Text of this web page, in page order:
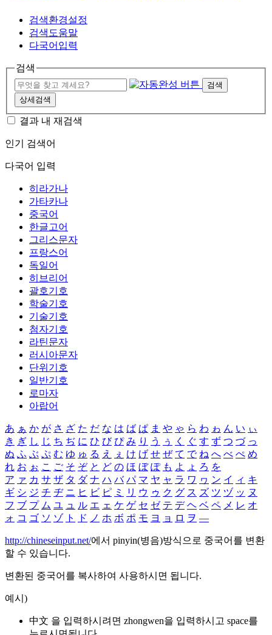
검색환경설정
검색도움말
다국어입력
검색
검색
상세검색
결과 내 재검색
인기 검색어
다국어 입력
히라가나
가타카나
중국어
한글고어
그리스문자
프랑스어
독일어
히브리어
괄호기호
학술기호
기술기호
첨자기호
라틴문자
러시아문자
단위기호
일반기호
로마자
아랍어
あ ぁ か が さ ざ た だ な は ば ぱ ま や ゃ ら わ ゎ ん い ぃ
き ぎ し じ ち ぢ に ひ び ぴ み り う ぅ く ぐ す ず つ づ っ
ぬ ふ ぶ ぷ む ゆ ゅ る え ぇ け げ せ ぜ て で ね へ べ ぺ め
れ お ぉ こ ご そ ぞ と ど の ほ ぼ ぽ も よ ょ ろ を
ア ァ カ サ ザ タ ダ ナ ハ バ パ マ ヤ ャ ラ ワ ヮ ン イ ィ キ
ギ シ ジ チ ヂ ニ ヒ ビ ピ ミ リ ウ ゥ ク グ ス ズ ツ ヅ ッ ヌ
フ ブ プ ム ユ ュ ル エ ェ ケ ゲ セ ゼ テ デ ヘ ベ ペ メ レ オ
ォ コ ゴ ソ ゾ ト ド ノ ホ ボ ポ モ ヨ ョ ロ ヲ ―
http://chineseinput.net/에서 pinyin(병음)방식으로 중국어를 변환
할 수 있습니다.
변환된 중국어를 복사하여 사용하시면 됩니다.
예시)
中文 을 입력하시려면 zhongwen을 입력하시고 space를